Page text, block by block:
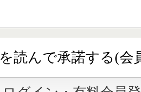
を読んで承諾する(会